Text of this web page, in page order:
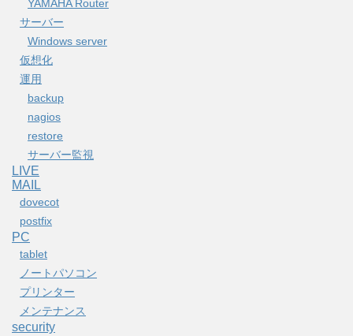
YAMAHA Router
サーバー
Windows server
仮想化
運用
backup
nagios
restore
サーバー監視
LIVE
MAIL
dovecot
postfix
PC
tablet
ノートパソコン
プリンター
メンテナンス
security